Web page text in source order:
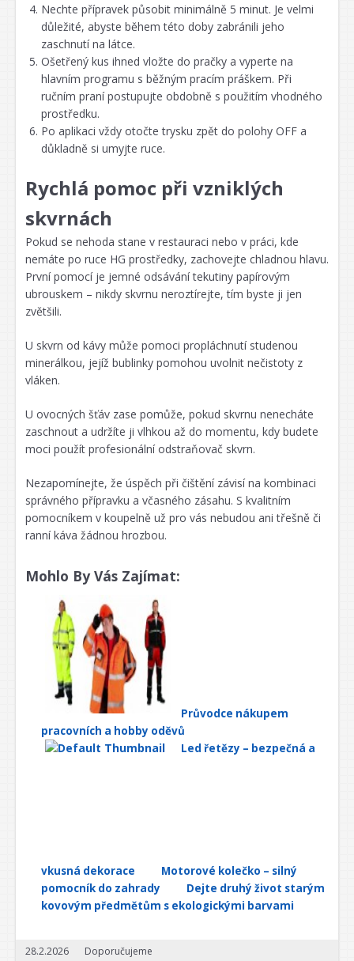
Nechte přípravek působit minimálně 5 minut. Je velmi
důležité, abyste během této doby zabránili jeho
zaschnutí na látce.
Ošetřený kus ihned vložte do pračky a vyperte na
hlavním programu s běžným pracím práškem. Při
ručním praní postupujte obdobně s použitím vhodného
prostředku.
Po aplikaci vždy otočte trysku zpět do polohy OFF a
důkladně si umyjte ruce.
Rychlá pomoc při vzniklých
skvrnách
Pokud se nehoda stane v restauraci nebo v práci, kde
nemáte po ruce HG prostředky, zachovejte chladnou hlavu.
První pomocí je jemné odsávání tekutiny papírovým
ubrouskem – nikdy skvrnu neroztírejte, tím byste ji jen
zvětšili.
U skvrn od kávy může pomoci propláchnutí studenou
minerálkou, jejíž bublinky pomohou uvolnit nečistoty z
vláken.
U ovocných šťáv zase pomůže, pokud skvrnu nenecháte
zaschnout a udržíte ji vlhkou až do momentu, kdy budete
moci použít profesionální odstraňovač skvrn.
Nezapomínejte, že úspěch při čištění závisí na kombinaci
správného přípravku a včasného zásahu. S kvalitním
pomocníkem v koupelně už pro vás nebudou ani třešně či
ranní káva žádnou hrozbou.
Mohlo By Vás Zajímat:
Průvodce nákupem
pracovních a hobby oděvů
Led řetězy – bezpečná a
vkusná dekorace
Motorové kolečko – silný
pomocník do zahrady
Dejte druhý život starým
kovovým předmětům s ekologickými barvami
28.2.2026 Doporučujeme